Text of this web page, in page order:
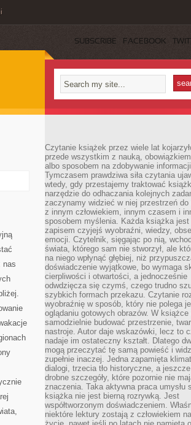
SUBSCRIBE FACEBOOK
nas
Czytanie książek przez wiele lat
przede wszystkim z nauką,
albo sposobem na zdobywanie
Tymczasem prawdziwa siła czytania
wtedy, gdy przestajemy traktować
narzędzie do odhaczania kolejnych
zaczynamy widzieć w niej przestrzeń do
z innym człowiekiem, innym czasem i
sposobem myślenia. Każda książka jest
zapisem czyjejś wyobraźni, wiedzy,
emocji. Czytelnik, sięgając po nią,
świata, którego sam nie stworzył, ale
na niego wpłynąć głębiej, niż
doświadczenie wyjątkowe, bo wymaga
cierpliwości i otwartości, a jednocześnie
odwdzięcza się czymś, czego trudno
szybkich formach przekazu. Czytanie
wyobraźnię w sposób, który nie polega
oglądaniu gotowych obrazów. W książce
samodzielnie budować przestrzenie,
nastroje. Autor daje wskazówki, lecz to
nadaje im ostateczny kształt. Dlatego
mogą przeczytać tę samą powieść i
zupełnie inaczej. Jedna zapamięta
dialogi, trzecia tło historyczne, a
drobne szczegóły, które pozornie nie
znaczenia. Taka aktywna praca umysłu
książka nie jest bierną rozrywką. Jest
współtworzonym doświadczeniem.
niektóre lektury zostają z człowiekiem